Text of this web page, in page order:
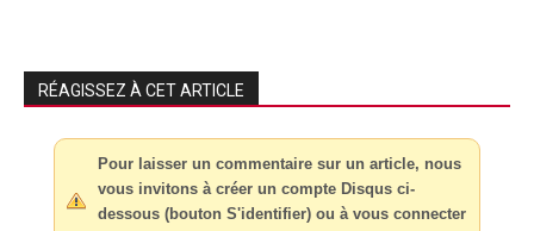
RÉAGISSEZ À CET ARTICLE
Pour laisser un commentaire sur un article, nous
vous invitons à créer un compte Disqus ci-
dessous (bouton S'identifier) ou à vous connecter